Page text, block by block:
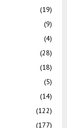
(19)
(9)
(4)
(28)
(18)
(5)
(14)
(122)
(177)